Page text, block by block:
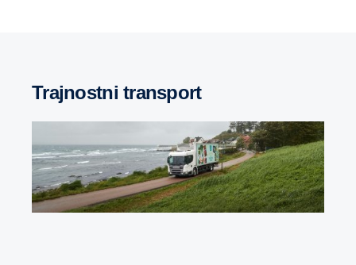
Trajnostni transport